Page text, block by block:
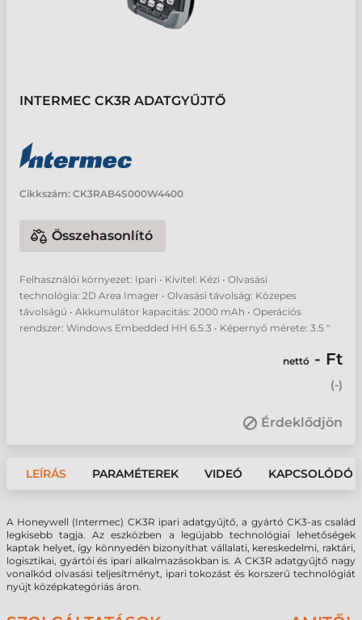
INTERMEC CK3R ADATGYŰJTŐ
Cikkszám: CK3RAB4S000W4400
Összehasonlító
Felhasználói környezet: Ipari • Kivitel: Kézi • Olvasási
technológia: 2D Area Imager • Olvasási távolság: Közepes
távolságú • Akkumulátor kapacitás: 2000 mAh • Operációs
rendszer: Windows Embedded HH 6.5.3 • Képernyő mérete: 3.5 "
nettó - Ft
(-)
Érdeklődjön
LEÍRÁS PARAMÉTEREK VIDEÓ KAPCSOLÓDÓ
A Honeywell (Intermec) CK3R ipari adatgyűjtő, a gyártó CK3-as család
legkisebb tagja. Az eszközben a legújabb technológiai lehetőségek
kaptak helyet, így könnyedén bizonyíthat vállalati, kereskedelmi, raktári,
logisztikai, gyártói és ipari alkalmazásokban is. A CK3R adatgyűjtő nagy
vonalkód olvasási teljesítményt, ipari tokozást és korszerű technológiát
nyújt középkategóriás áron.